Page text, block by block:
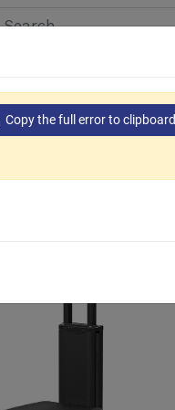
Copy the full error to clipboard